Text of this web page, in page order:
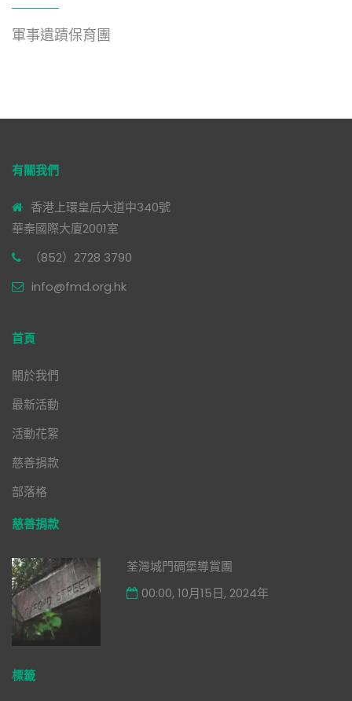
軍事遺蹟保育團
有關我們
香港上環皇后大道中340號
華秦國際大廈2001室
（852）2728 3790
info@fmd.org.hk
首頁
關於我們
最新活動
活動花絮
慈善捐款
部落格
慈善捐款
荃灣城門碉堡導賞團
00:00, 10月15日, 2024年
標籤